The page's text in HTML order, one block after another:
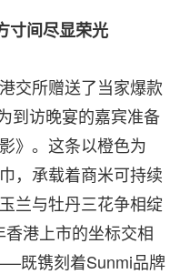
寸间尽显荣光
交所赠送了当家爆款
到访晚宴的嘉宾准备
》。这条以橙色为
，承载着商米可持续
兰与牡丹三花争相绽
港上市的坐标交相
既镌刻着Sunmi品牌